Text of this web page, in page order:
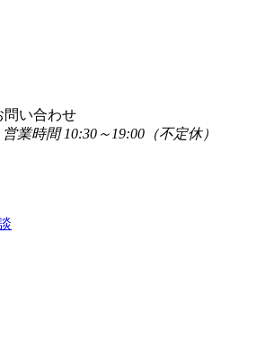
問い合わせ
営業時間 10:30～19:00（不定休）